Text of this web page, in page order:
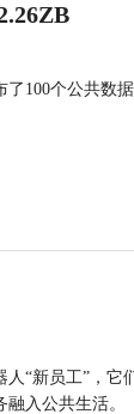
100个公共数
“新员工”，
入公共生活。